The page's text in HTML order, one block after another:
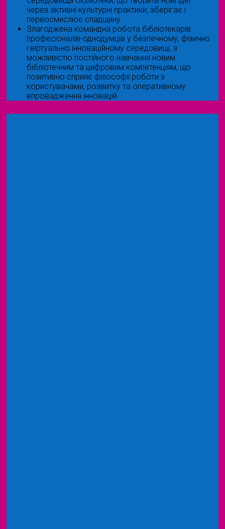
через активні культурні практики, зберігає і
переосмислює спадщину
Злагоджена командна робота бібліотекарів
професіоналів-однодумців у безпечному, фізично
і віртуально інноваційному середовищі, з
можливістю постійного навчання новим
бібліотечним та цифровим компетенціям, що
позитивно сприяє філософії роботи з
користувачами, розвитку та оперативному
впровадження інновацій.